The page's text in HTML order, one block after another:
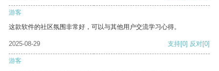
游客
这款软件的社区氛围非常好，可以与其他用户交流学习心得。
2025-08-29 支持[0] 反对[0]
游客